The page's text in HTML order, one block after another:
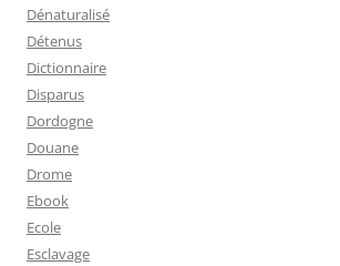
Dénaturalisé
Détenus
Dictionnaire
Disparus
Dordogne
Douane
Drome
Ebook
Ecole
Esclavage